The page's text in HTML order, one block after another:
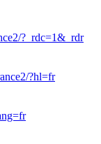
?_rdc=1&_rdr
?hl=fr